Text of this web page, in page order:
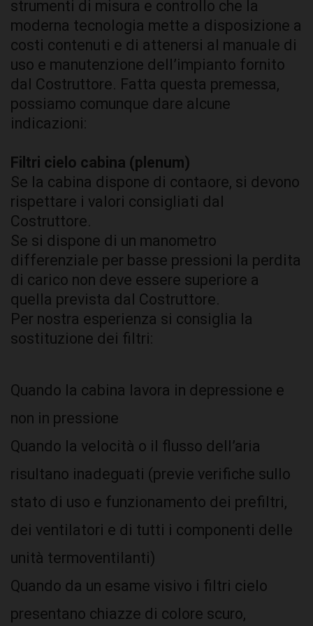
strumenti di misura e controllo che la
moderna tecnologia mette a disposizione a
costi contenuti e di attenersi al manuale di
uso e manutenzione dell’impianto fornito
dal Costruttore. Fatta questa premessa,
possiamo comunque dare alcune
indicazioni:
Filtri cielo cabina (plenum)
Se la cabina dispone di contaore, si devono
rispettare i valori consigliati dal
Costruttore.
Se si dispone di un manometro
differenziale per basse pressioni la perdita
di carico non deve essere superiore a
quella prevista dal Costruttore.
Per nostra esperienza si consiglia la
sostituzione dei filtri:
Quando la cabina lavora in depressione e
non in pressione
Quando la velocità o il flusso dell’aria
risultano inadeguati (previe verifiche sullo
stato di uso e funzionamento dei prefiltri,
dei ventilatori e di tutti i componenti delle
unità termoventilanti)
Quando da un esame visivo i filtri cielo
presentano chiazze di colore scuro,